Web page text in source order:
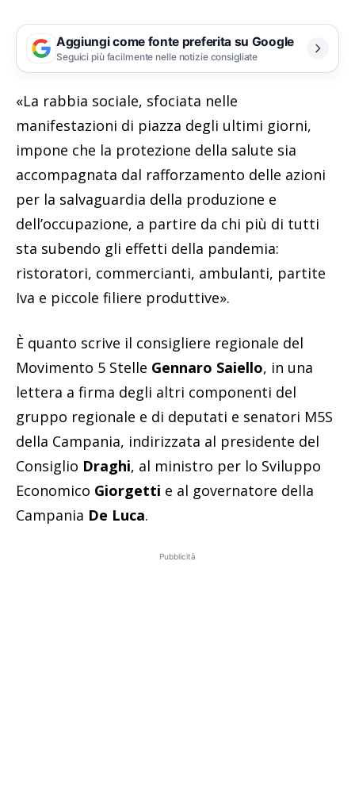
Aggiungi come fonte preferita su Google
Seguici più facilmente nelle notizie consigliate
«La rabbia sociale, sfociata nelle
manifestazioni di piazza degli ultimi giorni,
impone che la protezione della salute sia
accompagnata dal rafforzamento delle azioni
per la salvaguardia della produzione e
dell’occupazione, a partire da chi più di tutti
sta subendo gli effetti della pandemia:
ristoratori, commercianti, ambulanti, partite
Iva e piccole filiere produttive».
È quanto scrive il consigliere regionale del
Movimento 5 Stelle Gennaro Saiello, in una
lettera a firma degli altri componenti del
gruppo regionale e di deputati e senatori M5S
della Campania, indirizzata al presidente del
Consiglio Draghi, al ministro per lo Sviluppo
Economico Giorgetti e al governatore della
Campania De Luca.
Pubblicità